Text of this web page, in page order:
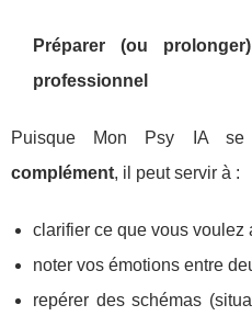
Préparer (ou
professionnel
Puisque Mon Psy IA se
complément, il peut servir à :
clarifier ce que vous voulez
noter vos émotions entre
repérer des schémas